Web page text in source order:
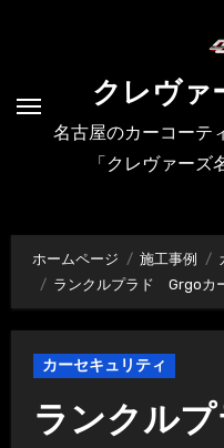
クレヴァ
名古屋のカーコーテ
「クレヴァー
ホームページ 施工事例
ランクルプラド Grgoカ
カーセキュリティ
ランクル